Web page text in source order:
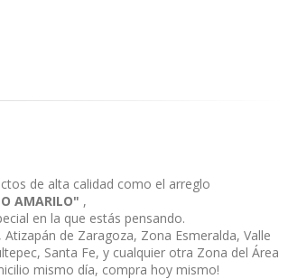
de alta calidad como el arreglo
AMARILO" ,
en la que estás pensando.
de Zaragoza, Zona Esmeralda, Valle
Santa Fe, y cualquier otra Zona del Área
mismo día, compra hoy mismo!